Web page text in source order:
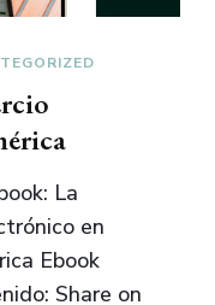
La
en
Ebook
Share on